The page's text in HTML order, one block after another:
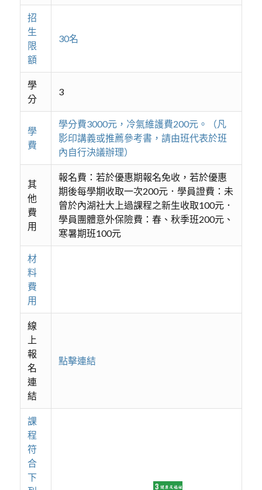
招
生
限
額
30名
學
分
3
學
費
學分費3000元，冷氣維護費200元。（凡
影印講義或推薦參考書，請由班代表於班
內自行決議辦理）
其
他
費
用
報名費：若於優惠期報名免收，若於優惠
期後每學期收取一次200元．學員證費：未
曾於內湖社大上過課程之新生收取100元．
學員團體意外保險費：春、秋季班200元、
寒暑期班100元
材
料
費
用
線
上
報
名
連
結
點擊連結
課
程
符
合
下